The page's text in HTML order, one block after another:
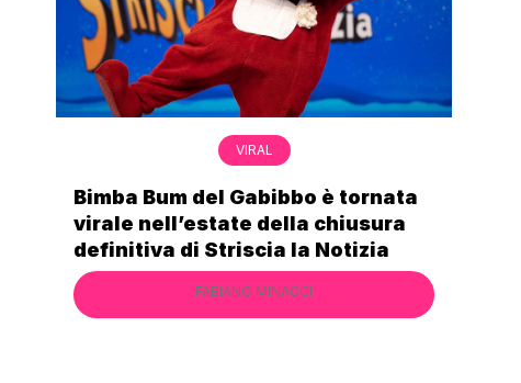
VIRAL
Bimba Bum del Gabibbo è tornata
virale nell’estate della chiusura
definitiva di Striscia la Notizia
FABIANO MINACCI